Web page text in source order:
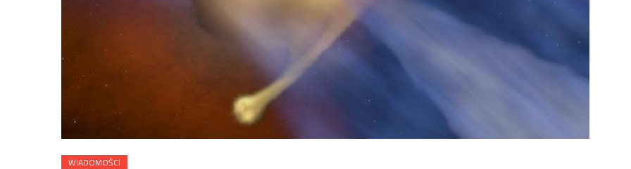
WIADOMOŚCI